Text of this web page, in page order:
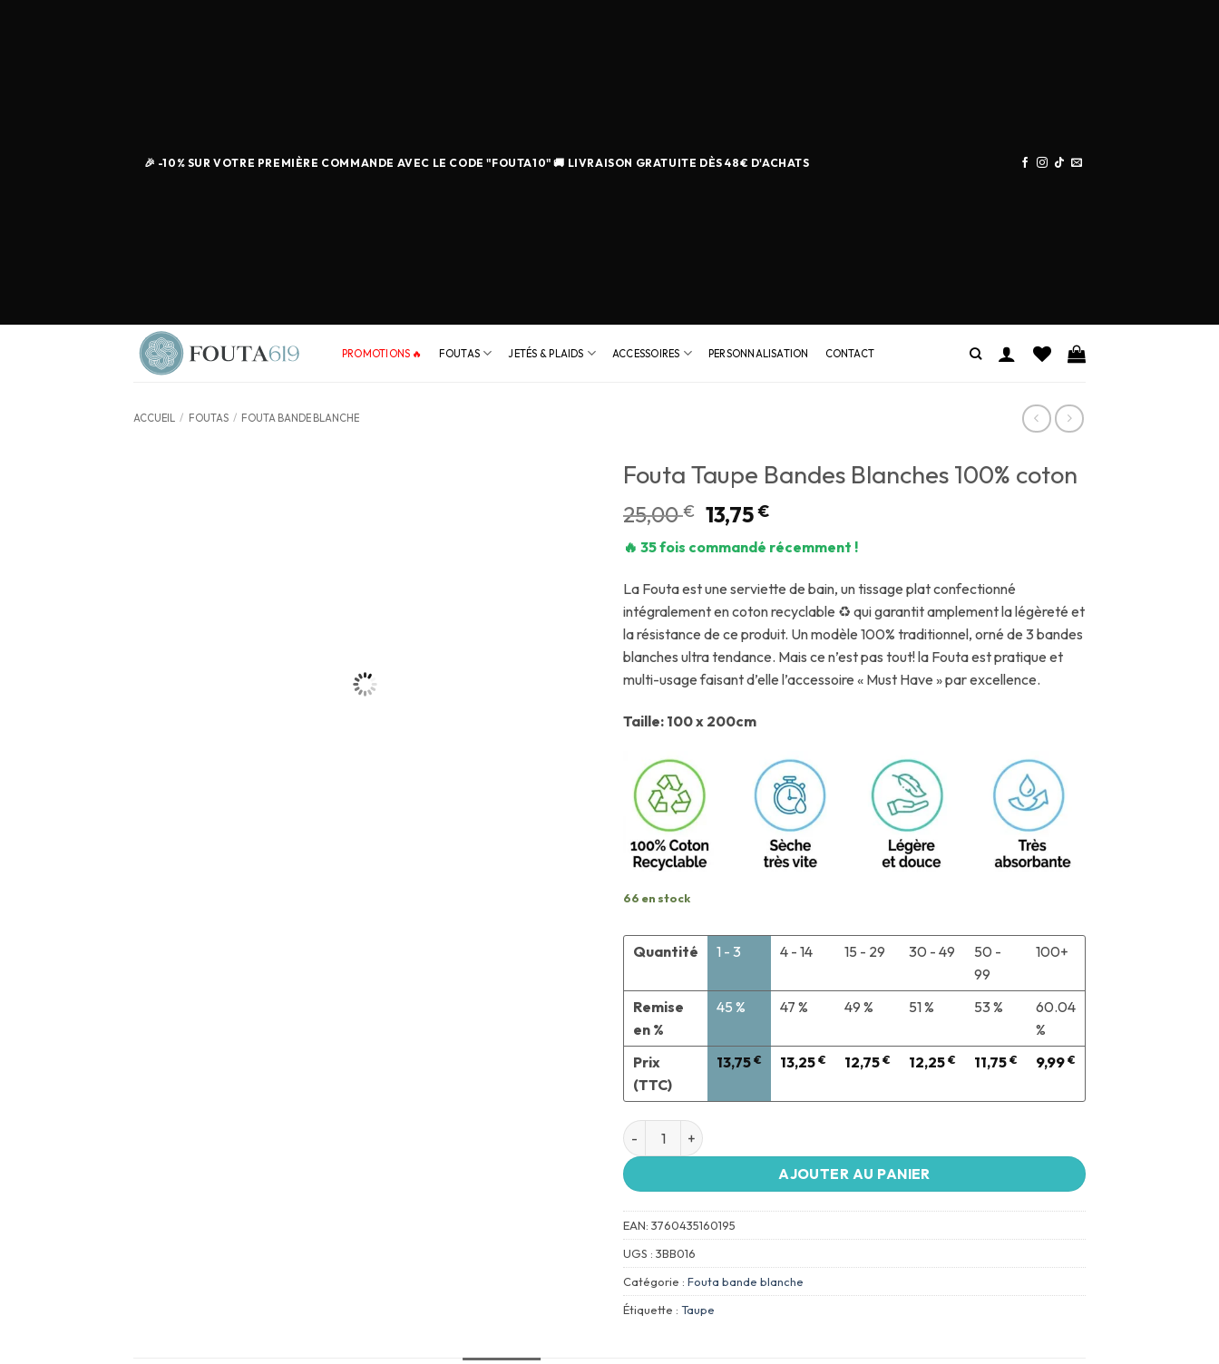
🎉 -10% SUR VOTRE PREMIÈRE COMMANDE AVEC LE CODE "FOUTA10" 🚚 LIVRAISON GRATUITE DÈS 48€ D'ACHATS
PROMOTIONS 🔥 FOUTAS JETÉS & PLAIDS ACCESSOIRES PERSONNALISATION CONTACT
ACCUEIL / FOUTAS / FOUTA BANDE BLANCHE
Fouta Taupe Bandes Blanches 100% coton
25,00€ 13,75€
🔥 35 fois commandé récemment !
La Fouta est une serviette de bain, un tissage plat confectionné
intégralement en coton recyclable ♻ qui garantit amplement la légèreté et
la résistance de ce produit. Un modèle 100% traditionnel, orné de 3 bandes
blanches ultra tendance. Mais ce n’est pas tout! la Fouta est pratique et
multi-usage faisant d’elle l’accessoire « Must Have » par excellence.
Taille: 100 x 200cm
66 en stock
Quantité
Remise
en %
Prix
(TTC)
1 - 3
45 %
13,75 €
4 - 14
47 %
13,25 €
15 - 29
49 %
12,75 €
30 - 49
51 %
12,25 €
50 -
99
53 %
11,75 €
100+
60.04
%
9,99 €
AJOUTER AU PANIER
EAN: 3760435160195
UGS : 3BB016
Catégorie : Fouta bande blanche
Étiquette : Taupe